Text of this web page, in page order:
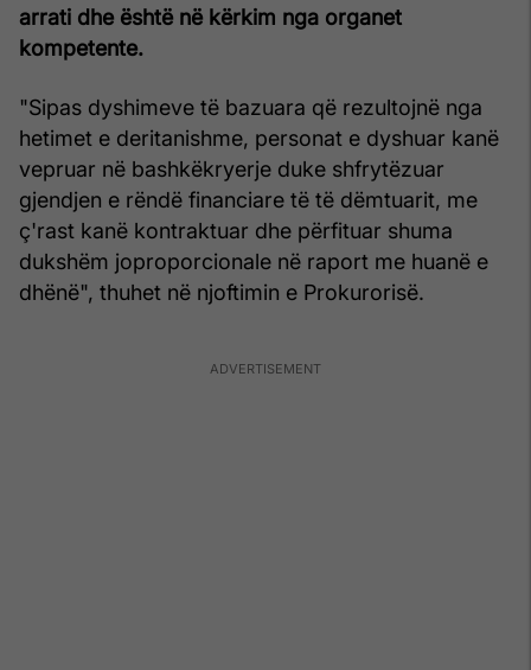
arrati dhe është në kërkim nga organet
kompetente.
"Sipas dyshimeve të bazuara që rezultojnë nga
hetimet e deritanishme, personat e dyshuar kanë
vepruar në bashkëkryerje duke shfrytëzuar
gjendjen e rëndë financiare të të dëmtuarit, me
ç'rast kanë kontraktuar dhe përfituar shuma
dukshëm joproporcionale në raport me huanë e
dhënë", thuhet në njoftimin e Prokurorisë.